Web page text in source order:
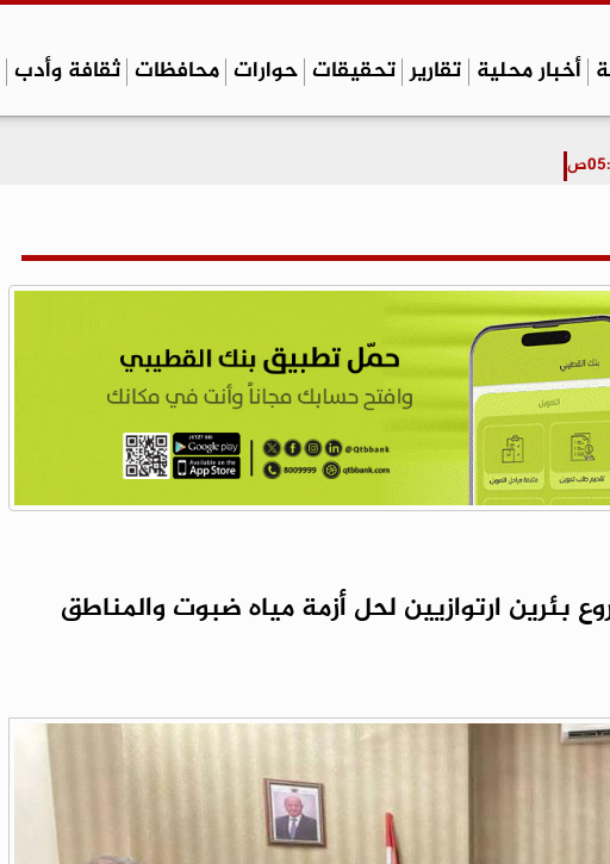
أخبار محلية تقارير تحقيقات حوارات محافظات ثقافة وأدب
بئرين ارتوازيين لحل أزمة مياه ضبوت والمناطق